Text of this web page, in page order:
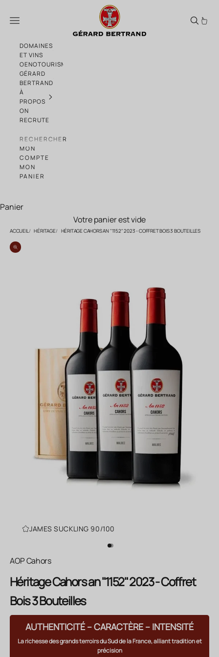
Héritage Cahors an "1152" 2023 -
Menu
DOMAINES
ET VINS
OENOTOURISME
GÉRARD
BERTRAND
À
PROPOS
ON
RECRUTE
RECHERCHER
MON
COMPTE
MON
PANIER
Panier
Votre panier est vide
ACCUEIL HÉRITAGE HÉRITAGE CAHORS AN "1152" 2023 - COFFRET BOIS 3 BOUTEILLES
Zoomer sur l'image
JAMES SUCKLING 90/100
Aller à l'élément 1
Aller à l'élément 2
AOP Cahors
Héritage Cahors an "1152" 2023 - Coffret
Bois 3 Bouteilles
AUTHENTICITÉ – CARACTÈRE – INTENSITÉ
La richesse des grands terroirs du Sud de la France, alliant tradition et
précision